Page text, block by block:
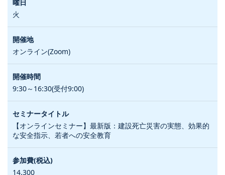
火
オンライン(Zoom)
9:30～16:30(受付9:00)
【オンラインセミナー】最新版：建設死亡災害の実態、効果的
な安全指示、若者への安全教育
14,300